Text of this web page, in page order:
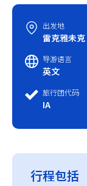
出发地
雷克雅未克
导游语言
英文
旅行团代码
IA
行程包括